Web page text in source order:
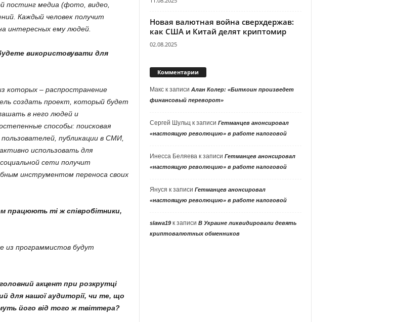
постинг медиа (фото, видео,
Каждый человек получит
интересных ему людей.
використовувати для
которых – распространение
создать проект, который будет
в него людей и
способы: поисковая
публикации в СМИ,
использовать для
сети получит
инструментом переноса своих
працюють ті ж співробітники,
из программистов будут
акцент при розкрутці
для нашої аудиторії, чи те, що
його від того ж твіттера?
Новая валютная война сверхдержав:
как США и Китай делят криптомир
02.08.2025
Комментарии
Макск записи Алан Колер: «Биткоин произведет
финансовый переворот»
Сергей Шульцк записи Гетманцев анонсировал
«настоящую революцию» в работе налоговой
Инесса Беляевак записи Гетманцев анонсировал
«настоящую революцию» в работе налоговой
Януся к записи Гетманцев анонсировал
«настоящую революцию» в работе налоговой
slawa19к записи В Украине ликвидировали девять
криптовалютных обменников